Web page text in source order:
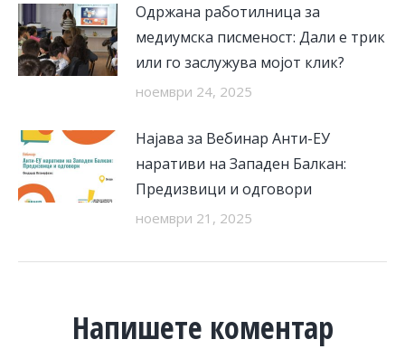
Одржана работилница за
медиумска писменост: Дали е трик
или го заслужува мојот клик?
ноември 24, 2025
Најава за Вебинар Анти-ЕУ
наративи на Западен Балкан:
Предизвици и одговори
ноември 21, 2025
Напишете коментар